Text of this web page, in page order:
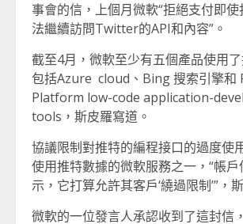
事會的信，上個月微軟“拒絕支付即
法繼續訪問Twitter的API和內容”。
截至4月，微軟至少有五個產品使用了
包括Azure cloud、Bing 搜索引擎和
Platform low-code application-
tools，斯皮羅寫道。
協議限制對推特的編程接口的過度使
使用推特數據的微軟服務之一，“帳
示，它打算允許其客戶‘繞過限制’”，
微軟的一位發言人承認收到了這封信